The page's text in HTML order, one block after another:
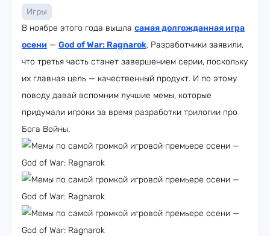
Игры
В ноябре этого года вышла самая долгожданная игра
осени — God of War: Ragnarok. Разработчики заявили,
что третья часть станет завершением серии, поскольку
их главная цель — качественный продукт. И по этому
поводу давай вспомним лучшие мемы, которые
придумали игроки за время разработки трилогии про
Бога Войны.